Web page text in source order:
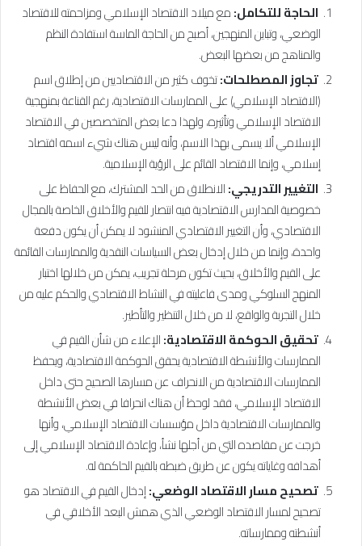
الحاجة للتكامل:مع ميلاد الاقتصاد الإسلامي ومزاحمته للاقتصاد
الوضعي، وتباين المنهجين، أصبح من الحاجة الماسة استفادة النظم
والمناهج من بعضها البعض.
تجاوز المصطلحات:تخوف كثير من الاقتصاديين من إطلاق اسم
(الاقتصاد الإسلامي) على الممارسات الاقتصادية، رغم القناعة بمنهجية
الاقتصاد الإسلامي وتأثيره، ولهذا دعا بعض المتخصصين في الاقتصاد
الإسلامي ألا يسمى بهذا الاسم، وأنه ليس هناك شيء اسمه اقتصاد
إسلامي، وإنما الاقتصاد القائم على الرؤية الإسلامية.
التغيير التدريجي:الانطلاق من الحد المشترك، مع الحفاظ على
خصوصية المدارس الاقتصادية فيه انتصار للقيم والأخلاق الخاصة بالمجال
الاقتصادي، وأن التغيير الاقتصادي المنشود لا يمكن أن يكون دفعة
واحدة، وإنما من خلال إدخال بعض السياسات النقدية والممارسات القائمة
على القيم والأخلاق، بحيث تكون مرحلة تجريب، يمكن من خلالها اختبار
المنهج السلوكي ومدى فاعليته في النشاط الاقتصادي والحكم عليه من
خلال التجربة والواقع، لا من خلال التنظير والتأطير.
تحقيق الحوكمة الاقتصادية:الإعلاء من شأن القيم في
الممارسات والأنشطة الاقتصادية يحقق الحوكمة الاقتصادية، ويحفظ
الممارسات الاقتصادية من الانحراف عن مسارها الصحيح حتى داخل
الاقتصاد الإسلامي، فقد لوحظ أن هناك انحرافا في بعض الأنشطة
والممارسات الاقتصادية داخل مؤسسات الاقتصاد الإسلامي، وأنها
خرجت عن مقاصده التي من أجلها نشأ، وإعادة الاقتصاد الإسلامي إلى
أهدافه وغاياته يكون عن طريق ضبطه بالقيم الحاكمة له.
تصحيح مسار الاقتصاد الوضعي:إدخال القيم في الاقتصاد هو
تصحيح لمسار الاقتصاد الوضعي الذي همش البعد الأخلاقي في
أنشطته وممارساته.